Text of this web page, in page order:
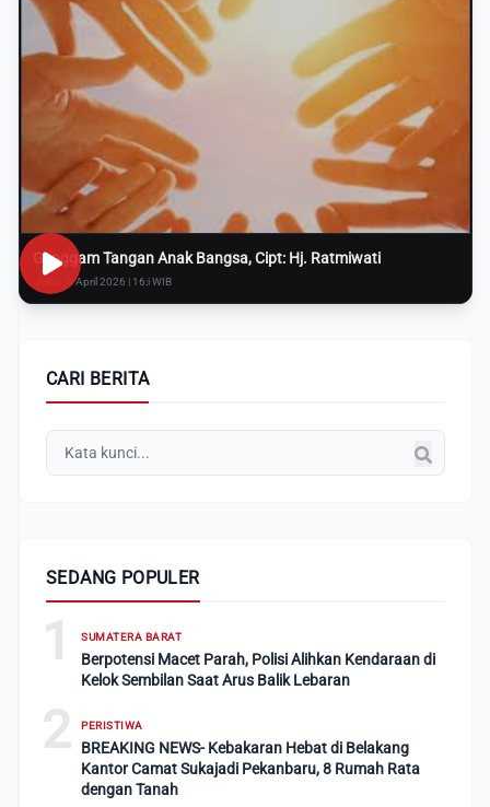
Genggam Tangan Anak Bangsa, Cipt: Hj. Ratmiwati
Rabu, 8 April 2026 | 16:i WIB
CARI BERITA
SEDANG POPULER
1 SUMATERA BARAT
Berpotensi Macet Parah, Polisi Alihkan Kendaraan di
Kelok Sembilan Saat Arus Balik Lebaran
2 PERISTIWA
BREAKING NEWS- Kebakaran Hebat di Belakang
Kantor Camat Sukajadi Pekanbaru, 8 Rumah Rata
dengan Tanah